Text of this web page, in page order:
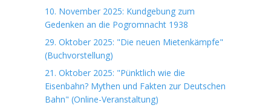
10. November 2025: Kundgebung zum
Gedenken an die Pogromnacht 1938
29. Oktober 2025: "Die neuen Mietenkämpfe"
(Buchvorstellung)
21. Oktober 2025: "Pünktlich wie die
Eisenbahn? Mythen und Fakten zur Deutschen
Bahn" (Online-Veranstaltung)